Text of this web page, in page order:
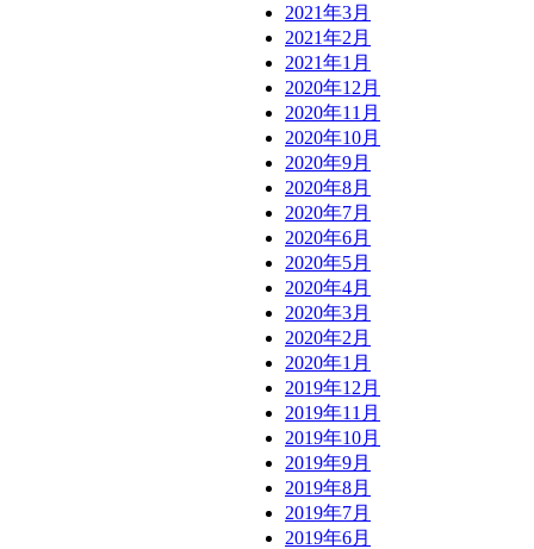
2021年3月
2021年2月
2021年1月
2020年12月
2020年11月
2020年10月
2020年9月
2020年8月
2020年7月
2020年6月
2020年5月
2020年4月
2020年3月
2020年2月
2020年1月
2019年12月
2019年11月
2019年10月
2019年9月
2019年8月
2019年7月
2019年6月